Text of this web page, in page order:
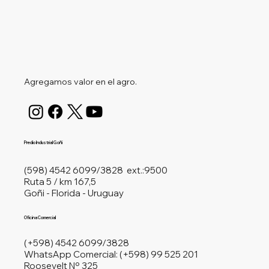
Agregamos valor en el agro.
Predio Industrial Goñi
(598) 4542 6099/3828 ext.:9500
​Ruta 5 / km 167,5
Goñi - Florida - Uruguay
Oficina Comercial
(+598) 4542 6099/3828
WhatsApp Comercial: (+598) 99 525 201
​Roosevelt Nº 325